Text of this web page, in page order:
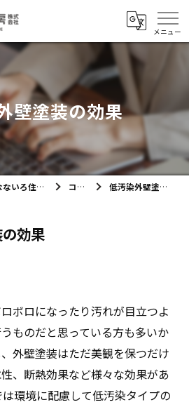
壁塗装の効果
町田市の外壁塗装ならなないろ住工房株式会社 コラム 低汚染外壁塗装の効果
効果
ボロになったり汚れが目立つよ
ものだと思っている方も多いか
外壁塗装はただ美観を保つだけ
、断熱効果など様々な効果があ
環境に配慮して低汚染タイプの